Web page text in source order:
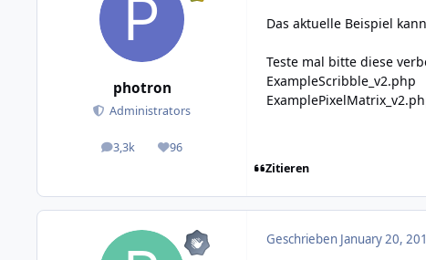
photron
Administrators
3,3k
posts 96
Reputation
Das aktuelle Beispiel
Teste mal bitte diese
ExampleScribble_v2.php
Zitieren
Geschrieben January 20,